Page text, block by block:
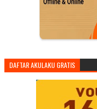
DAFTAR AKULAKU GRATIS